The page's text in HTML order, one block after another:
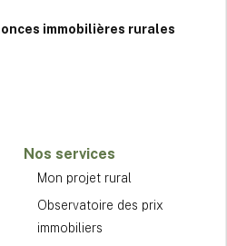
immobilières rurales
Nos services
Mon projet rural
Observatoire des prix
immobiliers